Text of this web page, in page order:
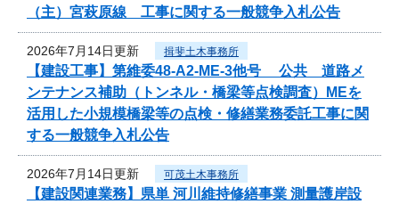
（主）宮萩原線 工事に関する一般競争入札公告
2026年7月14日更新 揖斐土木事務所
【建設工事】第維委48-A2-ME-3他号 公共 道路メ
ンテナンス補助（トンネル・橋梁等点検調査）MEを
活用した小規模橋梁等の点検・修繕業務委託工事に関
する一般競争入札公告
2026年7月14日更新 可茂土木事務所
【建設関連業務】県単 河川維持修繕事業 測量護岸設